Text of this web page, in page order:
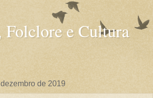
Folclore e Cultura
de 2019